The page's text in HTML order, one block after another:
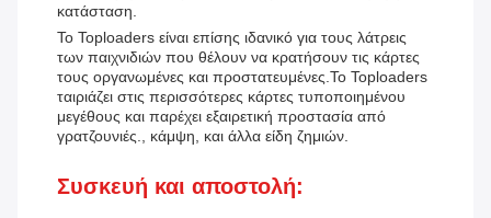
κατάσταση.
Το Toploaders είναι επίσης ιδανικό για τους λάτρεις
των παιχνιδιών που θέλουν να κρατήσουν τις κάρτες
τους οργανωμένες και προστατευμένες.Το Toploaders
ταιριάζει στις περισσότερες κάρτες τυποποιημένου
μεγέθους και παρέχει εξαιρετική προστασία από
γρατζουνιές., κάμψη, και άλλα είδη ζημιών.
Συσκευή και αποστολή: